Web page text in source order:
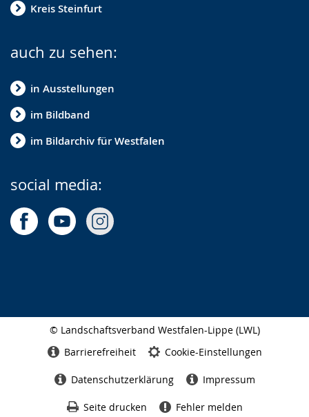
Kreis Steinfurt
auch zu sehen:
in Ausstellungen
im Bildband
im Bildarchiv für Westfalen
social media:
© Landschaftsverband Westfalen-Lippe (LWL)
Barrierefreiheit Cookie-Einstellungen
Datenschutzerklärung Impressum
Seite drucken Fehler melden